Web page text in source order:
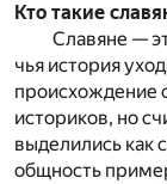
Кто такие
Славяне —
чья история
происхождение
историков, но
выделились как
общность